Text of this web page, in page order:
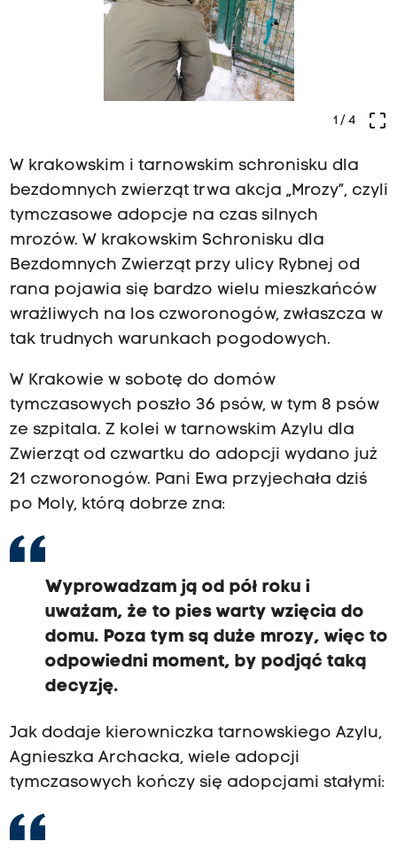
crop_free
1/ 4
W krakowskim i tarnowskim schronisku dla
bezdomnych zwierząt trwa akcja „Mrozy”, czyli
tymczasowe adopcje na czas silnych
mrozów. W krakowskim Schronisku dla
Bezdomnych Zwierząt przy ulicy Rybnej od
rana pojawia się bardzo wielu mieszkańców
wrażliwych na los czworonogów, zwłaszcza w
tak trudnych warunkach pogodowych.
W Krakowie w sobotę do domów
tymczasowych poszło 36 psów, w tym 8 psów
ze szpitala. Z kolei w tarnowskim Azylu dla
Zwierząt od czwartku do adopcji wydano już
21 czworonogów. Pani Ewa przyjechała dziś
po Moly, którą dobrze zna:
Wyprowadzam ją od pół roku i
uważam, że to pies warty wzięcia do
domu. Poza tym są duże mrozy, więc to
odpowiedni moment, by podjąć taką
decyzję.
Jak dodaje kierowniczka tarnowskiego Azylu,
Agnieszka Archacka, wiele adopcji
tymczasowych kończy się adopcjami stałymi: